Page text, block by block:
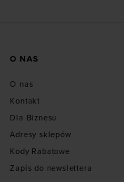
O NAS
O nas
Kontakt
Dla Biznesu
Adresy sklepów
Kody Rabatowe
Zapis do newslettera